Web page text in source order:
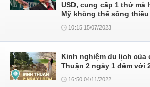
USD, cung cấp 1 thứ mà
Mỹ không thể sống thiếu
10:15 15/07/2023
Kinh nghiệm du lịch của
Thuận 2 ngày 1 đêm với
16:50 04/11/2022